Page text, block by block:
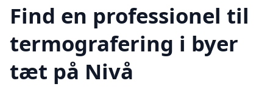
Find en professionel til
termografering i byer
tæt på Nivå